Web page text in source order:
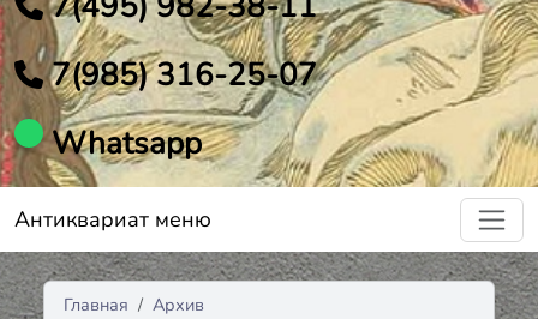
7(985) 316-25-07
Whatsapp
Антиквариат меню
Главная
Архив